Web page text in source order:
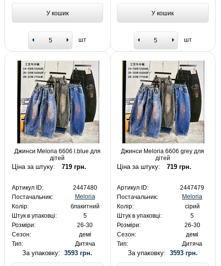
У кошик
шт
У кошик
шт
Джинси Meloria 6606 l.blue для
дітей
Ціна за штуку: 719 грн.
Артикул ID:
2447480
Постачальник:
Meloria
Колір:
блакитний
Штук в упаковці:
5
Розміри:
26-30
Сезон:
демі
Тип:
Дитяча
За упаковку:3593 грн.
Джинси Meloria 6606 grey для
дітей
Ціна за штуку: 719 грн.
Артикул ID:
2447479
Постачальник:
Meloria
Колір:
сірий
Штук в упаковці:
5
Розміри:
26-30
Сезон:
демі
Тип:
Дитяча
За упаковку: 3593 грн.